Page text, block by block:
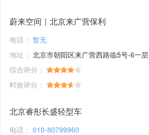
蔚来空间｜北京来广营保利
电话： 暂无
地址： 北京市朝阳区来广营西路临5号-6一层
综合评分：
时效评分：
北京睿彤长盛轻型车
电话： 010-80799960